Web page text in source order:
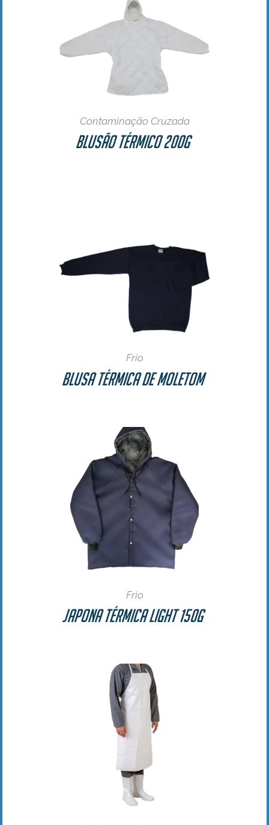
Contaminação Cruzada
Blusão Térmico 200g
Frio
Blusa Térmica de Moletom
Frio
Japona Térmica Light 150g